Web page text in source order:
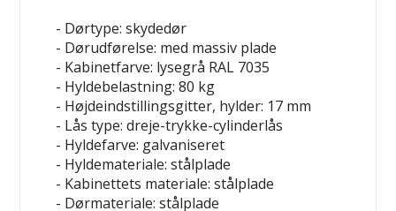
- Dørtype: skydedør
- Dørudførelse: med massiv plade
- Kabinetfarve: lysegrå RAL 7035
- Hyldebelastning: 80 kg
- Højdeindstillingsgitter, hylder: 17 mm
- Lås type: dreje-trykke-cylinderlås
- Hyldefarve: galvaniseret
- Hyldemateriale: stålplade
- Kabinettets materiale: stålplade
- Dørmateriale: stålplade